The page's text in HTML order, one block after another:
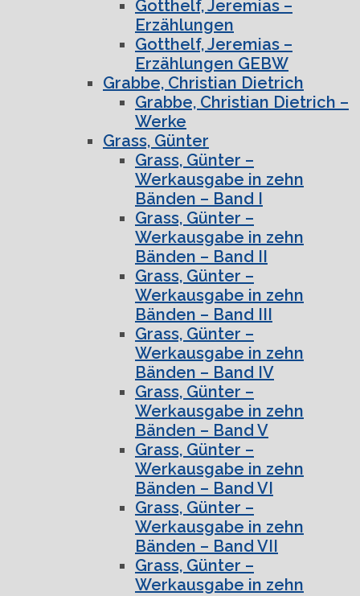
Gotthelf, Jeremias –
Erzählungen
Gotthelf, Jeremias –
Erzählungen GEBW
Grabbe, Christian Dietrich
Grabbe, Christian Dietrich –
Werke
Grass, Günter
Grass, Günter –
Werkausgabe in zehn
Bänden – Band I
Grass, Günter –
Werkausgabe in zehn
Bänden – Band II
Grass, Günter –
Werkausgabe in zehn
Bänden – Band III
Grass, Günter –
Werkausgabe in zehn
Bänden – Band IV
Grass, Günter –
Werkausgabe in zehn
Bänden – Band V
Grass, Günter –
Werkausgabe in zehn
Bänden – Band VI
Grass, Günter –
Werkausgabe in zehn
Bänden – Band VII
Grass, Günter –
Werkausgabe in zehn